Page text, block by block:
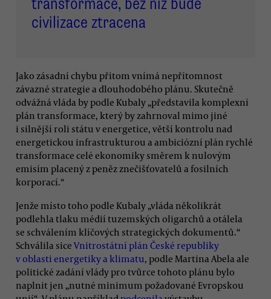
civilizace ztracena
Jako zásadní chybu přitom vnímá nepřítomnost
závazné strategie a dlouhodobého plánu. Skutečně
odvážná vláda by podle Kubaly „představila komplexní
plán transformace, který by zahrnoval mimo jiné
i silnější roli státu v energetice, větší kontrolu nad
energetickou infrastrukturou a ambiciózní plán rychlé
transformace celé ekonomiky směrem k nulovým
emisím placený z peněz znečišťovatelů a fosilních
korporací.“
Jenže místo toho podle Kubaly „vláda několikrát
podlehla tlaku médií tuzemských oligarchů a otálela
se schválením klíčových strategických dokumentů.“
Schválila sice Vnitrostátní plán České republiky
v oblasti energetiky a klimatu, podle Martina Abela ale
politické zadání vlády pro tvůrce tohoto plánu bylo
naplnit jen „nutné minimum požadované Evropskou